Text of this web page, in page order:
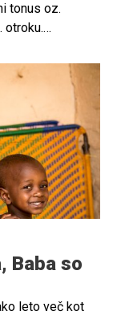
tonus oz.
otroku.
Baba so
leto več kot